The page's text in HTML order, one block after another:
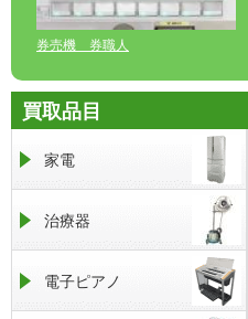
券売機 券職人
買取品目
家電
治療器
電子ピアノ